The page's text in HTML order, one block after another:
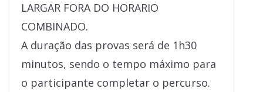
LARGAR FORA DO HORARIO
COMBINADO.
A duração das provas será de 1h30
minutos, sendo o tempo máximo para
o participante completar o percurso.